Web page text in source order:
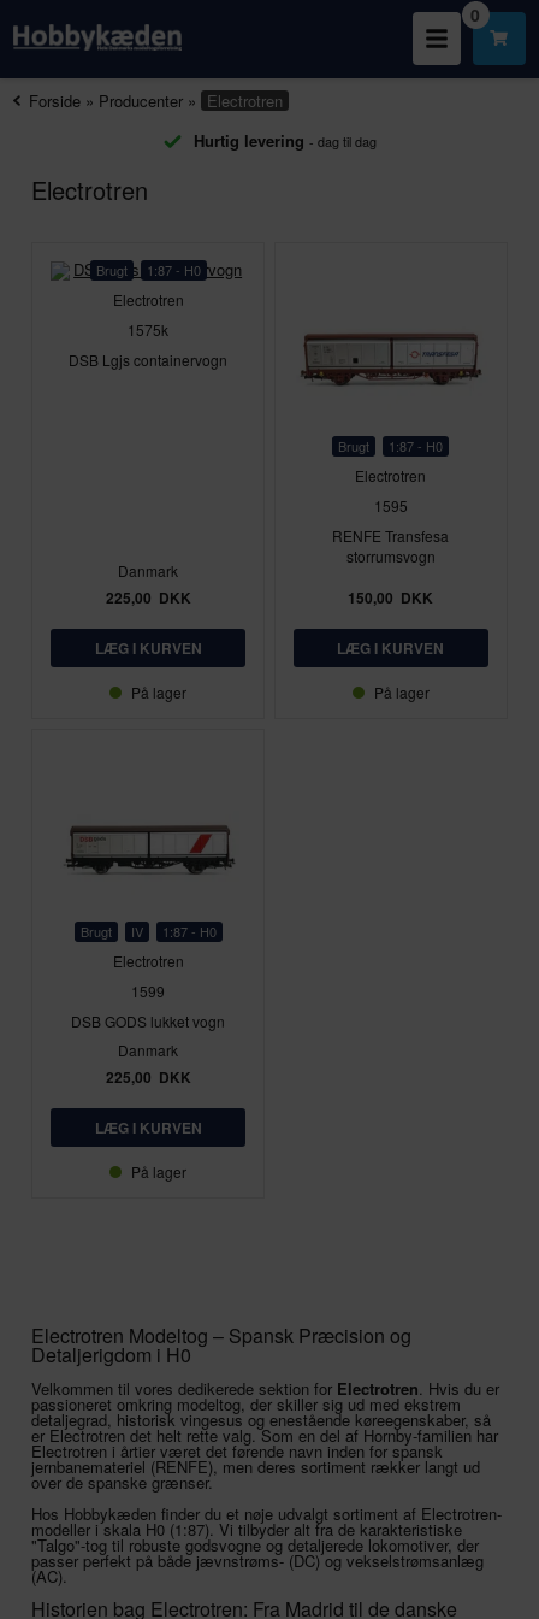
0
Forside » Producenter » Electrotren
Hurtig levering - dag til dag
Electrotren
Brugt 1:87 - H0
Electrotren
1575k
DSB Lgjs containervogn
Danmark
225,00 DKK
På lager
Brugt 1:87 - H0
Electrotren
1595
RENFE Transfesa
storrumsvogn
150,00 DKK
På lager
Brugt IV 1:87 - H0
Electrotren
1599
DSB GODS lukket vogn
Danmark
225,00 DKK
På lager
Electrotren Modeltog – Spansk Præcision og
Detaljerigdom i H0
Velkommen til vores dedikerede sektion for Electrotren. Hvis du er
passioneret omkring modeltog, der skiller sig ud med ekstrem
detaljegrad, historisk vingesus og enestående køreegenskaber, så
er Electrotren det helt rette valg. Som en del af Hornby-familien har
Electrotren i årtier været det førende navn inden for spansk
jernbanemateriel (RENFE), men deres sortiment rækker langt ud
over de spanske grænser.
Hos Hobbykæden finder du et nøje udvalgt sortiment af Electrotren-
modeller i skala H0 (1:87). Vi tilbyder alt fra de karakteristiske
"Talgo"-tog til robuste godsvogne og detaljerede lokomotiver, der
passer perfekt på både jævnstrøms- (DC) og vekselstrømsanlæg
(AC).
Historien bag Electrotren: Fra Madrid til de danske